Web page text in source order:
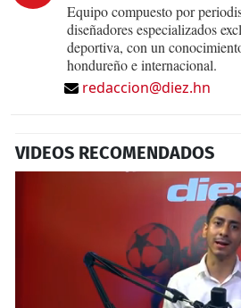
Equipo compuesto por
diseñadores especializados
deportiva, con un
hondureño e internacional.
redaccion@diez.hn
VIDEOS RECOMENDADOS